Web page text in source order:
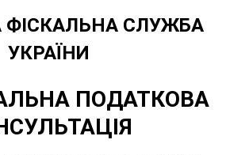
СЛУЖБА
УКРАЇНИ
ПОДАТКОВА